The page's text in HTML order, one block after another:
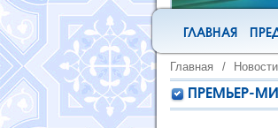
ГЛАВНАЯ
Главная / Новости
ПРЕМЬЕР-